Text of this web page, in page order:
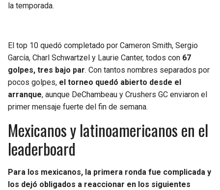
la temporada.
El top 10 quedó completado por Cameron Smith, Sergio
García, Charl Schwartzel y Laurie Canter, todos con 67
golpes, tres bajo par. Con tantos nombres separados por
pocos golpes, el torneo quedó abierto desde el
arranque, aunque DeChambeau y Crushers GC enviaron el
primer mensaje fuerte del fin de semana.
Mexicanos y latinoamericanos en el
leaderboard
Para los mexicanos, la primera ronda fue complicada y
los dejó obligados a reaccionar en los siguientes